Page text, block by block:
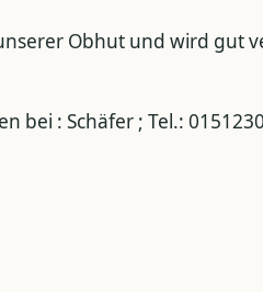
Obhut und wird gut
bei : Schäfer ; Tel.: